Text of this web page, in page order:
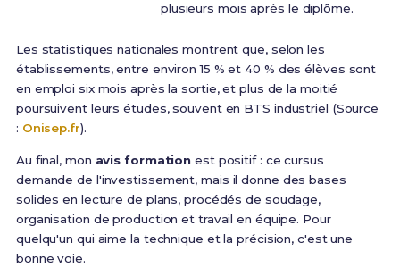
plusieurs mois après le diplôme.
Les statistiques nationales montrent que, selon les
établissements, entre environ 15 % et 40 % des élèves sont
en emploi six mois après la sortie, et plus de la moitié
poursuivent leurs études, souvent en BTS industriel (Source
: Onisep.fr).
Au final, mon avis formation est positif : ce cursus
demande de l'investissement, mais il donne des bases
solides en lecture de plans, procédés de soudage,
organisation de production et travail en équipe. Pour
quelqu'un qui aime la technique et la précision, c'est une
bonne voie.